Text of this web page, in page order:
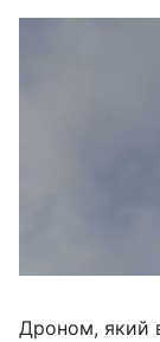
Дроном, який